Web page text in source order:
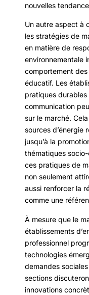
nouvelles
Un autre aspect à
les stratégies de
en matière de
environnementale
comportement
éducatif. Les
pratiques
communication
sur le marché.
sources d’énergie
jusqu’à la
thématiques
ces pratiques de
non seulement
aussi renforcer la
comme une
À mesure que le
établissements
professionnel
technologies
demandes
sections
innovations